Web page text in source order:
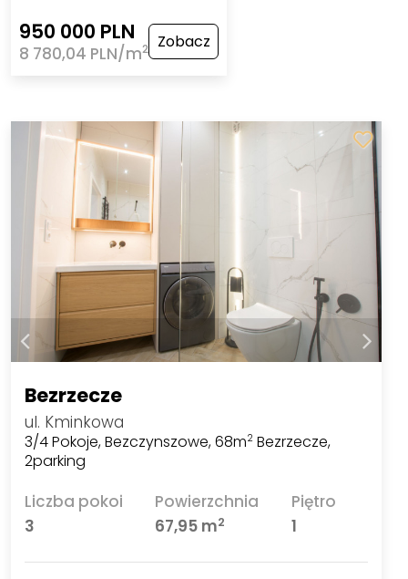
950 000 PLN
8 780,04 PLN/m2 Zobacz
Bezrzecze
ul. Kminkowa
3/4 Pokoje, Bezczynszowe, 68m2 Bezrzecze,
2parking
Liczba pokoi
3
Powierzchnia
67,95 m2
Piętro
1